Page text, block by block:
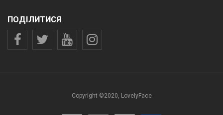
ПОДІЛИТИСЯ
Copyright ©2020, LovelyFace